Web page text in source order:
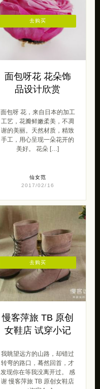
面包呀花 花朵饰
品设计欣赏
面包呀 花，来自日本的加工
工艺，花瓣鲜嫩柔美，不凋
谢的美丽。天然材质，精致
手工，用心呈现一朵花开的
美好。 花朵 […]
仙女范
2017/02/16
去购买
慢客萍旅 TB 原创
女鞋店 试穿小记
我眺望远方的山路，却错过
转弯的路口，蓦然回首，才
发现你在等我没离开过。 感
谢 慢客萍旅 TB 原创女鞋店
去购买